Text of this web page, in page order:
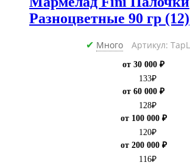
Разноцветные 90 гр (12)
✔ Много Артикул:
от 30 000 ₽
133₽
от 60 000 ₽
128₽
от 100 000 ₽
120₽
от 200 000 ₽
116₽